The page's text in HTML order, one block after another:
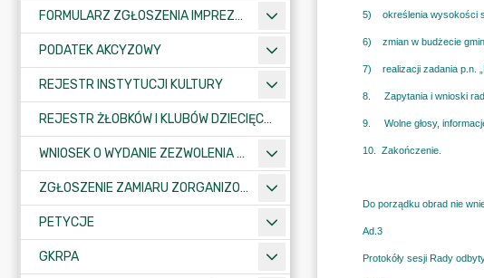
FORMULARZ ZGŁOSZENIA IMPREZY SPORTOWO-REKREACYJNEJ, ARTYSTYCZNEJ LUB ROZRYWKOWEJ
PODATEK AKCYZOWY
REJESTR INSTYTUCJI KULTURY
REJESTR ŻŁOBKÓW I KLUBÓW DZIECIĘCYCH
WNIOSEK O WYDANIE ZEZWOLENIA NA ZAJĘCIE PASA DROGOWEGO
ZGŁOSZENIE ZAMIARU ZORGANIZOWANIA ZGROMADZENIA
PETYCJE
GKRPA